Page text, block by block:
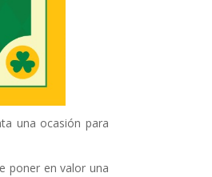
una ocasión para
poner en valor una